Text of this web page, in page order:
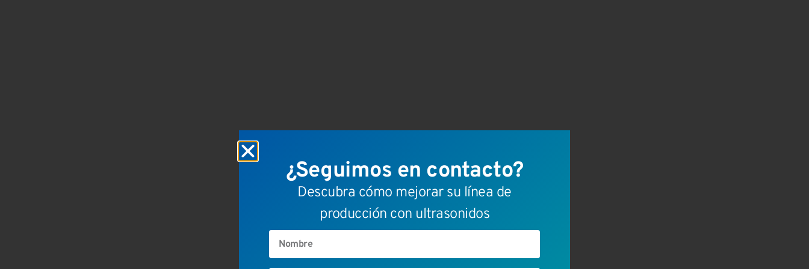
¿Seguimos en contacto?
Descubra cómo mejorar su línea de
producción con ultrasonidos